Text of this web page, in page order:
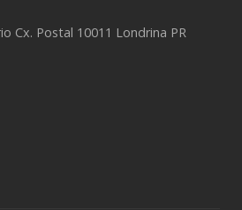
Cx. Postal 10011 Londrina PR